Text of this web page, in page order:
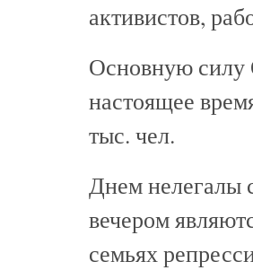
активистов,
Основную силу
настоящее
тыс. чел.
Днем нелегалы
вечером
семьях